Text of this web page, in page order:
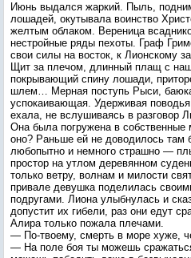
Июнь выдался жаркий. Пыль,
лошадей, окутывала воинство
желтым облаком. Вереница
нестройные ряды пехоты. Граф
свои силы на восток, к Лионскому
Щит за плечом, длинный плащ с
покрывающий спину лошади,
шлем… Мерная поступь Рыси,
успокаивающая. Удерживая
ехала, не вслушиваясь в разговор
Она была погружена в
оно? Раньше ей не доводилось там
любопытно и немного страшно —
простор на утлом деревянном
только ветру, волнам и милости
привале девушка поделилась
подругами. Лиона улыбнулась и
допустит их гибели, раз они едут
Алира только пожала плечами.
— По-твоему, смерть в море хуже,
— На поле боя ты можешь